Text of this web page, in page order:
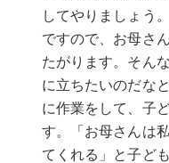
してやりましょう
ですので、お母さ
たがります。そん
に立ちたいのだな
に作業をして、子
す。「お母さんは
てくれる」と子ど